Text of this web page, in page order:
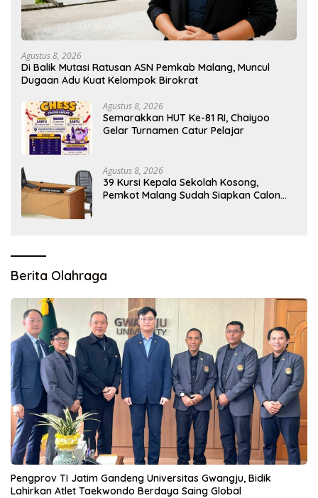
Agustus 8, 2026
Di Balik Mutasi Ratusan ASN Pemkab Malang, Muncul
Dugaan Adu Kuat Kelompok Birokrat
Agustus 8, 2026
Semarakkan HUT Ke-81 RI, Chaiyoo
Gelar Turnamen Catur Pelajar
Agustus 8, 2026
39 Kursi Kepala Sekolah Kosong,
Pemkot Malang Sudah Siapkan Calon
Berita Olahraga
Pengprov TI Jatim Gandeng Universitas Gwangju, Bidik
Lahirkan Atlet Taekwondo Berdaya Saing Global